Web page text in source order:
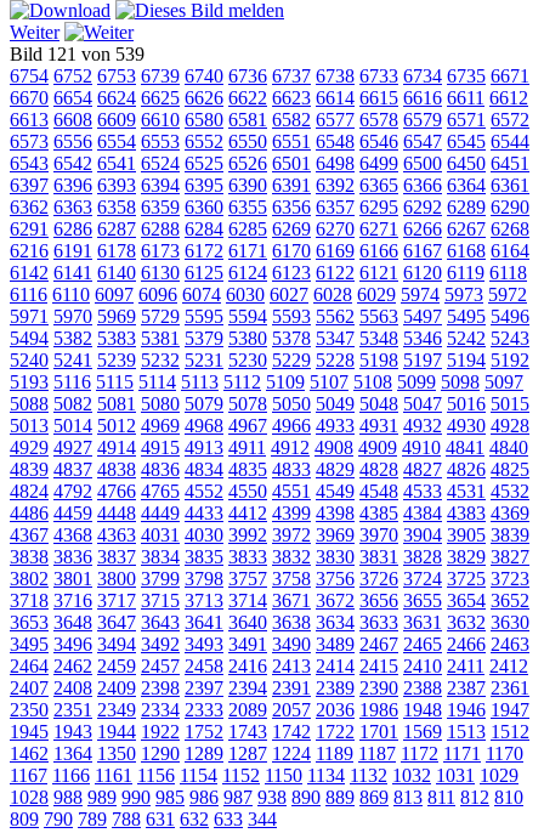
Weiter
Bild 121 von 539
6754 6752 6753 6739 6740 6736 6737 6738 6733 6734 6735 6671
6670 6654 6624 6625 6626 6622 6623 6614 6615 6616 6611 6612
6613 6608 6609 6610 6580 6581 6582 6577 6578 6579 6571 6572
6573 6556 6554 6553 6552 6550 6551 6548 6546 6547 6545 6544
6543 6542 6541 6524 6525 6526 6501 6498 6499 6500 6450 6451
6397 6396 6393 6394 6395 6390 6391 6392 6365 6366 6364 6361
6362 6363 6358 6359 6360 6355 6356 6357 6295 6292 6289 6290
6291 6286 6287 6288 6284 6285 6269 6270 6271 6266 6267 6268
6216 6191 6178 6173 6172 6171 6170 6169 6166 6167 6168 6164
6142 6141 6140 6130 6125 6124 6123 6122 6121 6120 6119 6118
6116 6110 6097 6096 6074 6030 6027 6028 6029 5974 5973 5972
5971 5970 5969 5729 5595 5594 5593 5562 5563 5497 5495 5496
5494 5382 5383 5381 5379 5380 5378 5347 5348 5346 5242 5243
5240 5241 5239 5232 5231 5230 5229 5228 5198 5197 5194 5192
5193 5116 5115 5114 5113 5112 5109 5107 5108 5099 5098 5097
5088 5082 5081 5080 5079 5078 5050 5049 5048 5047 5016 5015
5013 5014 5012 4969 4968 4967 4966 4933 4931 4932 4930 4928
4929 4927 4914 4915 4913 4911 4912 4908 4909 4910 4841 4840
4839 4837 4838 4836 4834 4835 4833 4829 4828 4827 4826 4825
4824 4792 4766 4765 4552 4550 4551 4549 4548 4533 4531 4532
4486 4459 4448 4449 4433 4412 4399 4398 4385 4384 4383 4369
4367 4368 4363 4031 4030 3992 3972 3969 3970 3904 3905 3839
3838 3836 3837 3834 3835 3833 3832 3830 3831 3828 3829 3827
3802 3801 3800 3799 3798 3757 3758 3756 3726 3724 3725 3723
3718 3716 3717 3715 3713 3714 3671 3672 3656 3655 3654 3652
3653 3648 3647 3643 3641 3640 3638 3634 3633 3631 3632 3630
3495 3496 3494 3492 3493 3491 3490 3489 2467 2465 2466 2463
2464 2462 2459 2457 2458 2416 2413 2414 2415 2410 2411 2412
2407 2408 2409 2398 2397 2394 2391 2389 2390 2388 2387 2361
2350 2351 2349 2334 2333 2089 2057 2036 1986 1948 1946 1947
1945 1943 1944 1922 1752 1743 1742 1722 1701 1569 1513 1512
1462 1364 1350 1290 1289 1287 1224 1189 1187 1172 1171 1170
1167 1166 1161 1156 1154 1152 1150 1134 1132 1032 1031 1029
1028 988 989 990 985 986 987 938 890 889 869 813 811 812 810
809 790 789 788 631 632 633 344